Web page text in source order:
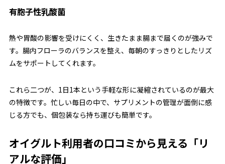
有胞子性乳酸菌
熱や胃酸の影響を受けにくく、生きたまま腸まで届くのが強みで
す。腸内フローラのバランスを整え、毎朝のすっきりとしたリズ
ムをサポートしてくれます。
これら二つが、1日1本という手軽な形に凝縮されているのが最大
の特徴です。忙しい毎日の中で、サプリメントの管理が面倒に感
じる方でも、個包装なら持ち運びも簡単です。
オイグルト利用者の口コミから見える「リ
アルな評価」